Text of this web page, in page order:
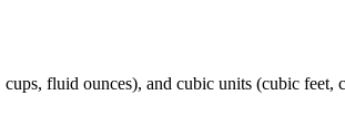
fluid ounces), and cubic units (cubic